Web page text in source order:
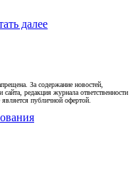
далее
За содержание новостей,
редакция журнала ответственности
публичной офертой.